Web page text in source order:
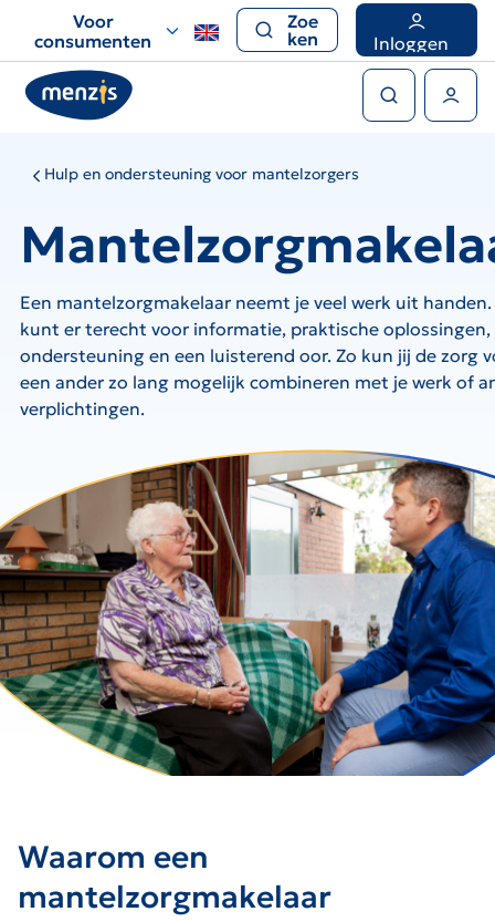
voor
snelle
navigatie
Voor
consumenten
Zoe
ken
Inloggen
Hulp en ondersteuning voor mantelzorgers
Een mantelzorgmakelaar neemt je veel werk uit handen.
kunt er terecht voor informatie, praktische oplossingen,
ondersteuning en een luisterend oor. Zo kun jij de zorg
een ander zo lang mogelijk combineren met je werk of
verplichtingen.
Waarom een
mantelzorgmakelaar